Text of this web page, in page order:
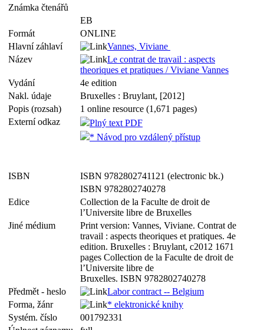
Známka čtenářů
EB
Formát
ONLINE
Hlavní záhlaví
Vannes, Viviane
Název
Le contrat de travail : aspects
theoriques et pratiques / Viviane Vannes
Vydání
4e edition
Nakl. údaje
Bruxelles : Bruylant, [2012]
Popis (rozsah)
1 online resource (1,671 pages)
Externí odkaz
Plný text PDF
* Návod pro vzdálený přístup
ISBN
ISBN 9782802741121 (electronic bk.)
ISBN 9782802740278
Edice
Collection de la Faculte de droit de
l’Universite libre de Bruxelles
Jiné médium
Print version: Vannes, Viviane. Contrat de
travail : aspects theoriques et pratiques. 4e
edition. Bruxelles : Bruylant, c2012 1671
pages Collection de la Faculte de droit de
l’Universite libre de
Bruxelles. ISBN 9782802740278
Předmět - heslo
Labor contract -- Belgium
Forma, žánr
* elektronické knihy
Systém. číslo
001792331